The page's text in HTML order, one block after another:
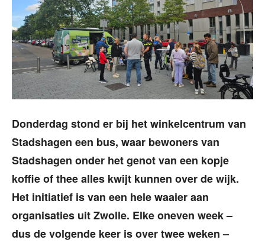
Donderdag stond er bij het winkelcentrum van
Stadshagen een bus, waar bewoners van
Stadshagen onder het genot van een kopje
koffie of thee alles kwijt kunnen over de wijk.
Het initiatief is van een hele waaier aan
organisaties uit Zwolle. Elke oneven week –
dus de volgende keer is over twee weken –